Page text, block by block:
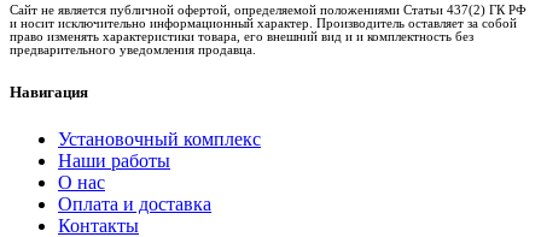
Сайт не является публичной офертой, определяемой положениями Статьи 437(2) ГК РФ
и носит исключительно информационный характер. Производитель оставляет за собой
право изменять характеристики товара, его внешний вид и и комплектность без
предварительного уведомления продавца.
Навигация
Установочный комплекс
Наши работы
О нас
Оплата и доставка
Контакты